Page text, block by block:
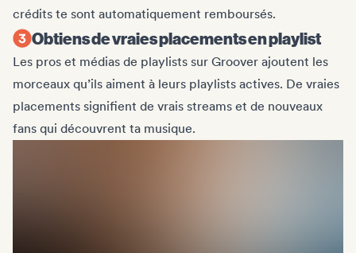
crédits te sont automatiquement remboursés.
Obtiens de vraies placements en playlist
Les pros et médias de playlists sur Groover ajoutent les
morceaux qu’ils aiment à leurs playlists actives. De vraies
placements signifient de vrais streams et de nouveaux
fans qui découvrent ta musique.